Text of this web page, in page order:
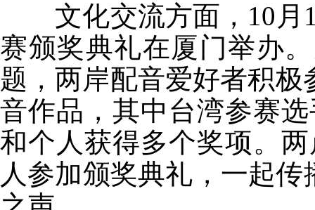
文化交流方面，10月
赛颁奖典礼在厦门举办
题，两岸配音爱好者积极
音作品，其中台湾参赛
和个人获得多个奖项。
人参加颁奖典礼，一起